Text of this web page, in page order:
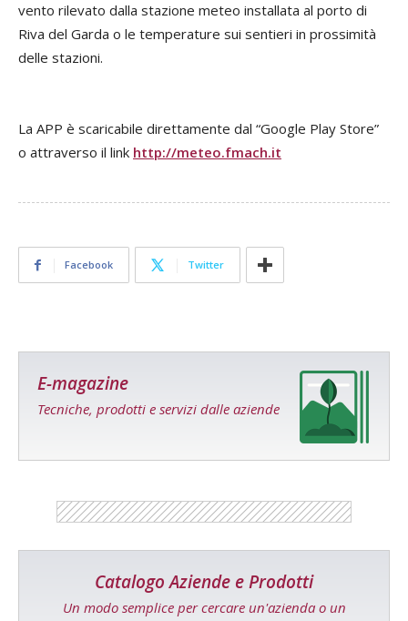
vento rilevato dalla stazione meteo installata al porto di
Riva del Garda o le temperature sui sentieri in prossimità
delle stazioni.
La APP è scaricabile direttamente dal “Google Play Store”
o attraverso il link http://meteo.fmach.it
Facebook Twitter
E-magazine
Tecniche, prodotti e servizi dalle aziende
Catalogo Aziende e Prodotti
Un modo semplice per cercare un'azienda o un